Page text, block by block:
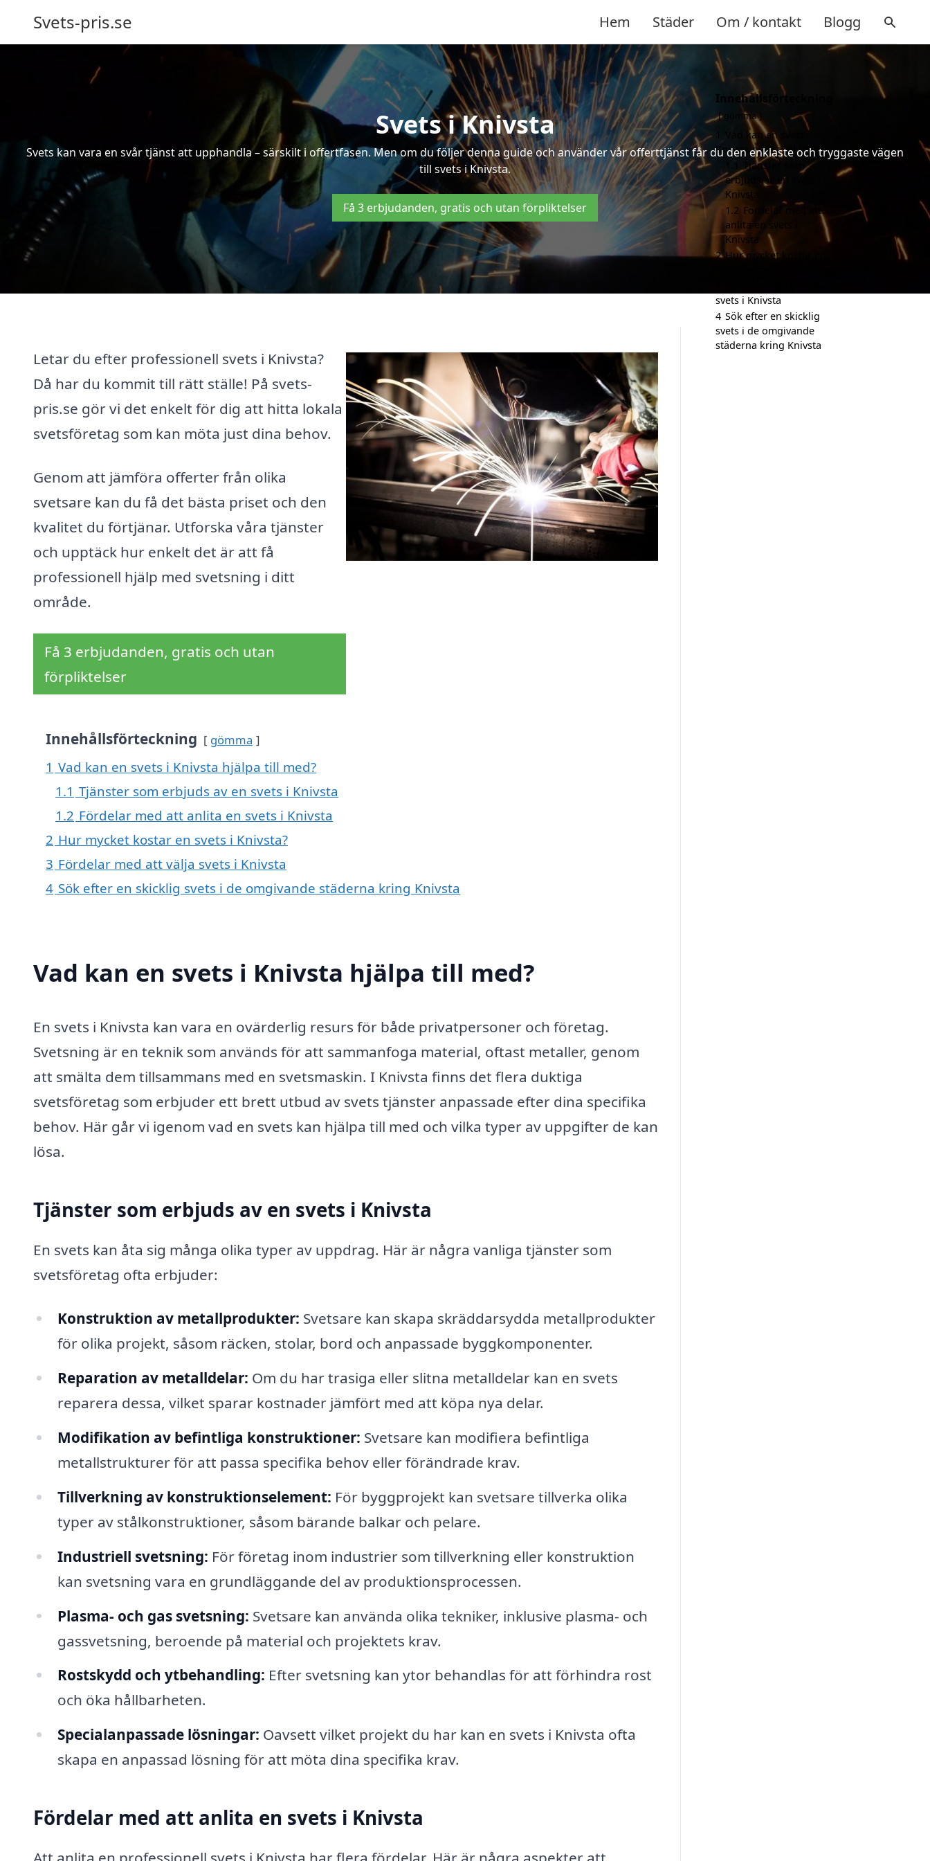
Svets-pris.se Hem Städer Om / kontakt Blogg
Svets i Knivsta
Svets kan vara en svår tjänst att upphandla – särskilt i offertfasen. Men om du följer denna guide och använder vår offerttjänst får du den enklaste och tryggaste vägen
till svets i Knivsta.
Få 3 erbjudanden, gratis och utan förpliktelser
Letar du efter professionell svets i Knivsta?
Då har du kommit till rätt ställe! På svets-
pris.se gör vi det enkelt för dig att hitta lokala
svetsföretag som kan möta just dina behov.
Genom att jämföra offerter från olika
svetsare kan du få det bästa priset och den
kvalitet du förtjänar. Utforska våra tjänster
och upptäck hur enkelt det är att få
professionell hjälp med svetsning i ditt
område.
Få 3 erbjudanden, gratis och utan
förpliktelser
Innehållsförteckning gömma
1 Vad kan en svets i Knivsta hjälpa till med?
1.1 Tjänster som erbjuds av en svets i Knivsta
1.2 Fördelar med att anlita en svets i Knivsta
2 Hur mycket kostar en svets i Knivsta?
3 Fördelar med att välja svets i Knivsta
4 Sök efter en skicklig svets i de omgivande städerna kring Knivsta
Vad kan en svets i Knivsta hjälpa till med?
En svets i Knivsta kan vara en ovärderlig resurs för både privatpersoner och företag.
Svetsning är en teknik som används för att sammanfoga material, oftast metaller, genom
att smälta dem tillsammans med en svetsmaskin. I Knivsta finns det flera duktiga
svetsföretag som erbjuder ett brett utbud av svets tjänster anpassade efter dina specifika
behov. Här går vi igenom vad en svets kan hjälpa till med och vilka typer av uppgifter de kan
lösa.
Tjänster som erbjuds av en svets i Knivsta
En svets kan åta sig många olika typer av uppdrag. Här är några vanliga tjänster som
svetsföretag ofta erbjuder:
Konstruktion av metallprodukter: Svetsare kan skapa skräddarsydda metallprodukter
för olika projekt, såsom räcken, stolar, bord och anpassade byggkomponenter.
Reparation av metalldelar: Om du har trasiga eller slitna metalldelar kan en svets
reparera dessa, vilket sparar kostnader jämfört med att köpa nya delar.
Modifikation av befintliga konstruktioner: Svetsare kan modifiera befintliga
metallstrukturer för att passa specifika behov eller förändrade krav.
Tillverkning av konstruktionselement: För byggprojekt kan svetsare tillverka olika
typer av stålkonstruktioner, såsom bärande balkar och pelare.
Industriell svetsning: För företag inom industrier som tillverkning eller konstruktion
kan svetsning vara en grundläggande del av produktionsprocessen.
Plasma- och gas svetsning: Svetsare kan använda olika tekniker, inklusive plasma- och
gassvetsning, beroende på material och projektets krav.
Rostskydd och ytbehandling: Efter svetsning kan ytor behandlas för att förhindra rost
och öka hållbarheten.
Specialanpassade lösningar: Oavsett vilket projekt du har kan en svets i Knivsta ofta
skapa en anpassad lösning för att möta dina specifika krav.
Fördelar med att anlita en svets i Knivsta
Innehållsförteckning
gömma
Vad kan en svets i
Knivsta hjälpa till med?
Tjänster som
erbjuds av en svets i
Knivsta
1.2 Fördelar med att
anlita en svets i
Knivsta
2 Hur mycket kostar en
svets i Knivsta
4 Sök efter en skicklig
svets i de omgivande
städerna kring Knivsta